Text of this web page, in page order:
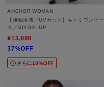
ANCHOR WOMAN
【接触冷感／UVカット】キャミワンピー
ス／BIYORI UP
¥13,090
37%OFF
さらに10%OFF